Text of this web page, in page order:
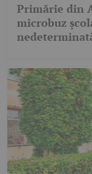
Primărie din
microbuz